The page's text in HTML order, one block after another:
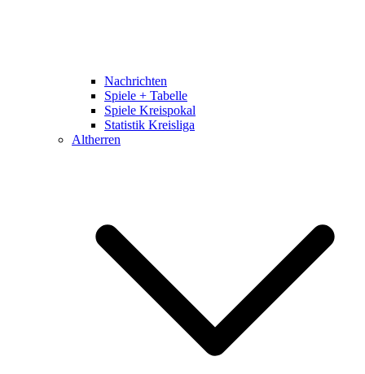
Nachrichten
Spiele + Tabelle
Spiele Kreispokal
Statistik Kreisliga
Altherren